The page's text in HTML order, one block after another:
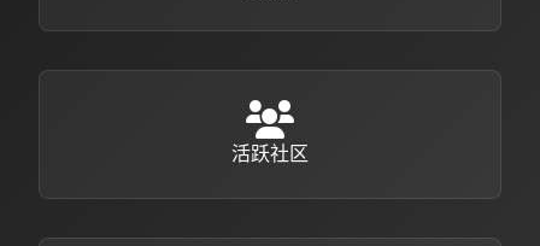
活跃社区